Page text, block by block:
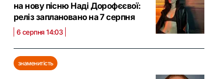
на нову пісню Наді Дорофєєвої:
реліз заплановано на 7 серпня
6 серпня 14:03
знаменитість